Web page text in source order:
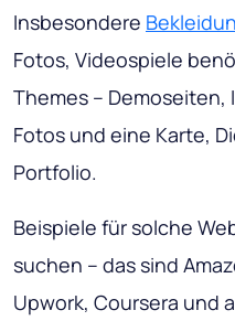
Insbesondere
Fotos, Videospiele
Themes –
Fotos und eine Karte,
Portfolio.
Beispiele für solche
suchen – das sind
Upwork, Coursera und